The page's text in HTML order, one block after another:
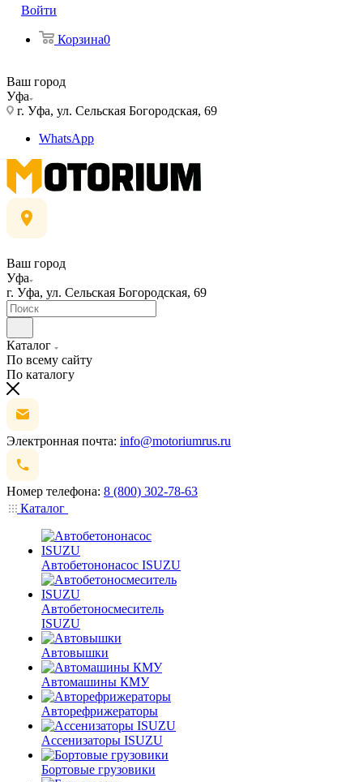
Войти
Корзина0
Ваш город
Уфа
г. Уфа, ул. Сельская Богородская, 69
WhatsApp
Ваш город
Уфа
г. Уфа, ул. Сельская Богородская, 69
Каталог
По всему сайту
По каталогу
Электронная почта: info@motoriumrus.ru
Номер телефона: 8 (800) 302-78-63
Каталог
Автобетононасос ISUZU
Автобетоносмеситель
ISUZU
Автовышки
Автомашины КМУ
Авторефрижераторы
Ассенизаторы ISUZU
Бортовые грузовики